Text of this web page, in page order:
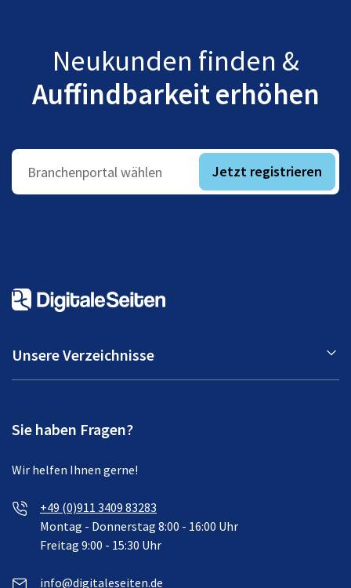
Neukunden finden &
Auffindbarkeit erhöhen
Branchenportal wählen Jetzt registrieren
Unsere Verzeichnisse
Sie haben Fragen?
Wir helfen Ihnen gerne!
+49 (0)911 3409 83283
Montag - Donnerstag 8:00 - 16:00 Uhr
Freitag 9:00 - 15:30 Uhr
info@digitaleseiten.de